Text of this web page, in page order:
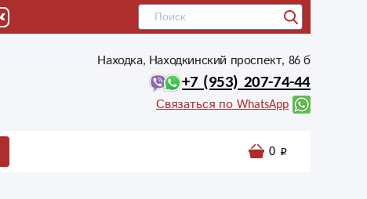
Находка, Находкинский проспект, 86 б
+7 (953) 207-74-44
Связаться по WhatsApp
0